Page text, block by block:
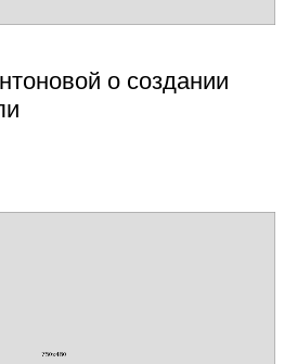
о создании